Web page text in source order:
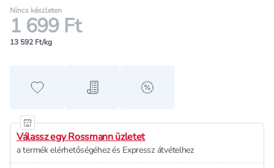
Nincs készleten
1 699 Ft
13 592 Ft/kg
Hozzáadás a kedvencekhez
Hozzáadás a bevásárló listához
alert when on sale
Válassz egy Rossmann üzletet
a termék elérhetőségéhez és Expressz átvételhez